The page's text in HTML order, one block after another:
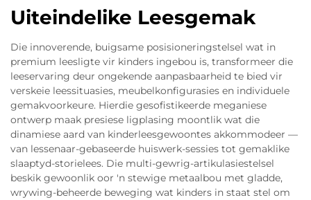
Uiteindelike Leesgemak
Die innoverende, buigsame posisioneringstelsel wat in
premium leesligte vir kinders ingebou is, transformeer die
leeservaring deur ongekende aanpasbaarheid te bied vir
verskeie leessituasies, meubelkonfigurasies en individuele
gemakvoorkeure. Hierdie gesofistikeerde meganiese
ontwerp maak presiese ligplasing moontlik wat die
dinamiese aard van kinderleesgewoontes akkommodeer —
van lessenaar-gebaseerde huiswerk-sessies tot gemaklike
slaaptyd-storielees. Die multi-gewrig-artikulasiestelsel
beskik gewoonlik oor 'n stewige metaalbou met gladde,
wrywing-beheerde beweging wat kinders in staat stel om